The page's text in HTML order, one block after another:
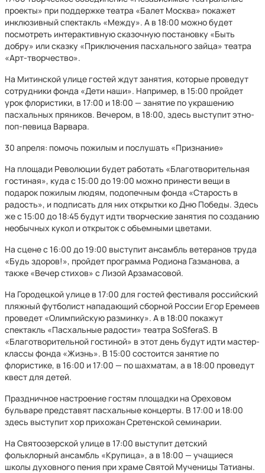
проекты» при поддержке театра «Балет Москва» покажет
инклюзивный спектакль «Между». А в 18:00 можно будет
посмотреть интерактивную сказочную постановку «Быть
добру» или сказку «Приключения пасхального зайца» театра
«Арт-творчество».
На Митинской улице гостей ждут занятия, которые проведут
сотрудники фонда «Дети наши». Например, в 15:00 пройдет
урок флористики, в 17:00 и 18:00 — занятие по украшению
пасхальных пряников. Вечером, в 18:00, здесь выступит этно-
поп-певица Варвара.
30 апреля: помочь пожилым и послушать «Признание»
На площади Революции будет работать «Благотворительная
гостиная», куда с 15:00 до 19:00 можно принести вещи в
подарок пожилым людям, подопечным фонда «Старость в
радость», и подписать для них открытки ко Дню Победы. Здесь
же с 15:00 до 18:45 будут идти творческие занятия по созданию
необычных кукол и открыток с объемными цветами.
На сцене с 16:00 до 19:00 выступит ансамбль ветеранов труда
«Будь здоров!», пройдет программа Родиона Газманова, а
также «Вечер стихов» с Лизой Арзамасовой.
На Городецкой улице в 17:00 для гостей фестиваля российский
пляжный футболист нападающий сборной России Егор Еремеев
проведет «Олимпийскую разминку». А в 18:00 покажут
спектакль «Пасхальные радости» театра SoSferaS. В
«Благотворительной гостиной» в этот день будут идти мастер-
классы фонда «Жизнь». В 15:00 состоится занятие по
флористике, в 16:00 и 17:00 — по шахматам, а в 18:00 проведут
квест для детей.
Праздничное настроение гостям площадки на Ореховом
бульваре представят пасхальные концерты. В 17:00 и 18:00
здесь выступит хор прихожан Сретенской семинарии.
На Святоозерской улице в 17:00 выступит детский
фольклорный ансамбль «Крупица», а в 18:00 — учащиеся
школы духовного пения при храме Святой Мученицы Татианы.